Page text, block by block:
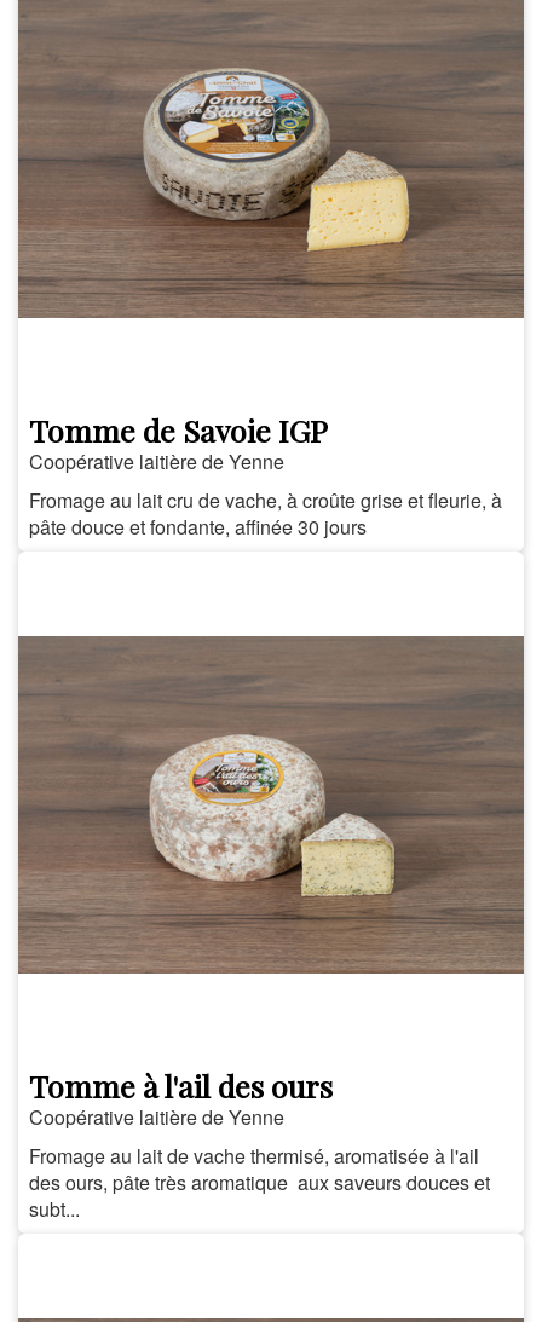
Tomme de Savoie IGP
Coopérative laitière de Yenne
Fromage au lait cru de vache, à croûte grise et fleurie, à
pâte douce et fondante, affinée 30 jours
Tomme à l'ail des ours
Coopérative laitière de Yenne
Fromage au lait de vache thermisé, aromatisée à l'ail
des ours, pâte très aromatique aux saveurs douces et
subt...